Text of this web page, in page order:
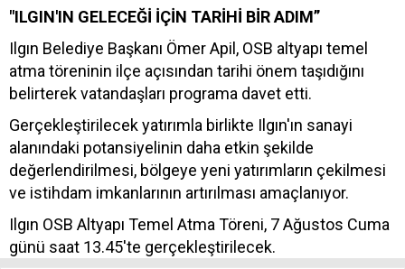
"ILGIN'IN GELECEĞİ İÇİN TARİHİ BİR ADIM”
Ilgın Belediye Başkanı Ömer Apil, OSB altyapı temel
atma töreninin ilçe açısından tarihi önem taşıdığını
belirterek vatandaşları programa davet etti.
Gerçekleştirilecek yatırımla birlikte Ilgın'ın sanayi
alanındaki potansiyelinin daha etkin şekilde
değerlendirilmesi, bölgeye yeni yatırımların çekilmesi
ve istihdam imkanlarının artırılması amaçlanıyor.
Ilgın OSB Altyapı Temel Atma Töreni, 7 Ağustos Cuma
günü saat 13.45'te gerçekleştirilecek.